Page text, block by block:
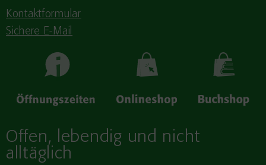
Kontaktformular
Sichere E-Mail
Offen, lebendig und nicht
alltäglich